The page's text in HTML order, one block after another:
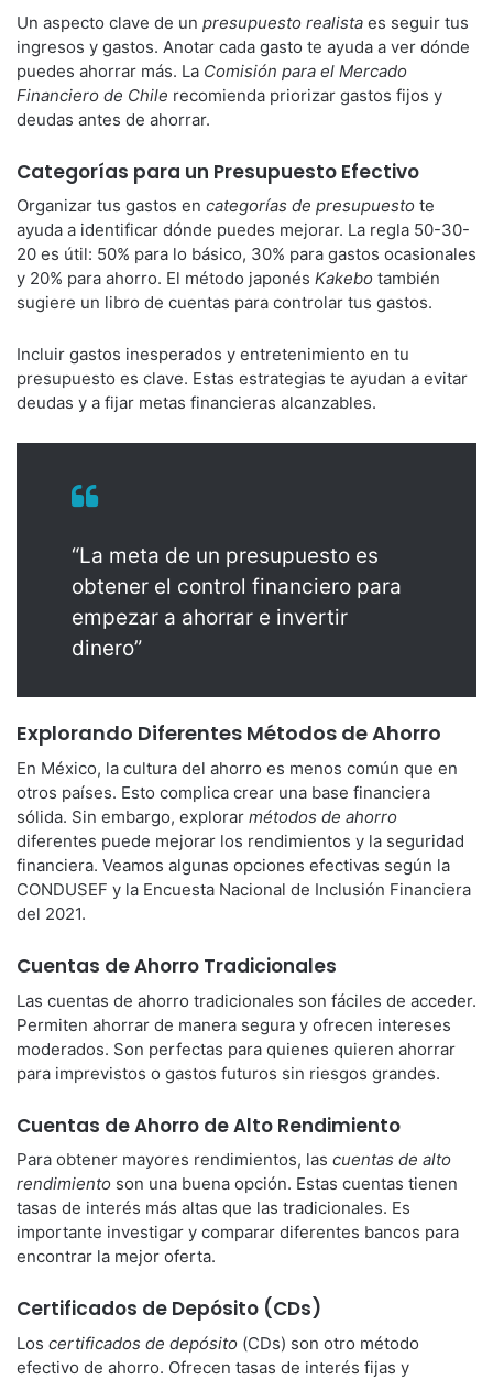
Un aspecto clave de un presupuesto realista es seguir tus
ingresos y gastos. Anotar cada gasto te ayuda a ver dónde
puedes ahorrar más. La Comisión para el Mercado
Financiero de Chile recomienda priorizar gastos fijos y
deudas antes de ahorrar.
Categorías para un Presupuesto Efectivo
Organizar tus gastos en categorías de presupuesto te
ayuda a identificar dónde puedes mejorar. La regla 50-30-
20 es útil: 50% para lo básico, 30% para gastos ocasionales
y 20% para ahorro. El método japonés Kakebo también
sugiere un libro de cuentas para controlar tus gastos.
Incluir gastos inesperados y entretenimiento en tu
presupuesto es clave. Estas estrategias te ayudan a evitar
deudas y a fijar metas financieras alcanzables.
“La meta de un presupuesto es
obtener el control financiero para
empezar a ahorrar e invertir
dinero”
Explorando Diferentes Métodos de Ahorro
En México, la cultura del ahorro es menos común que en
otros países. Esto complica crear una base financiera
sólida. Sin embargo, explorar métodos de ahorro
diferentes puede mejorar los rendimientos y la seguridad
financiera. Veamos algunas opciones efectivas según la
CONDUSEF y la Encuesta Nacional de Inclusión Financiera
del 2021.
Cuentas de Ahorro Tradicionales
Las cuentas de ahorro tradicionales son fáciles de acceder.
Permiten ahorrar de manera segura y ofrecen intereses
moderados. Son perfectas para quienes quieren ahorrar
para imprevistos o gastos futuros sin riesgos grandes.
Cuentas de Ahorro de Alto Rendimiento
Para obtener mayores rendimientos, las cuentas de alto
rendimiento son una buena opción. Estas cuentas tienen
tasas de interés más altas que las tradicionales. Es
importante investigar y comparar diferentes bancos para
encontrar la mejor oferta.
Certificados de Depósito (CDs)
Los certificados de depósito (CDs) son otro método
efectivo de ahorro. Ofrecen tasas de interés fijas y